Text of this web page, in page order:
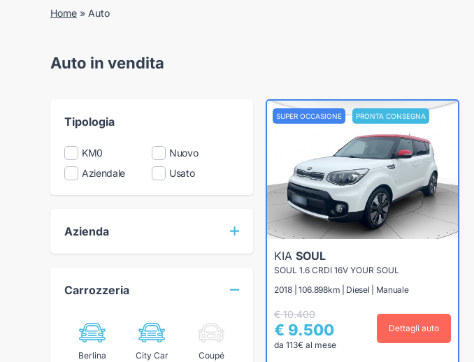
Home » Auto
Auto in vendita
Tipologia
KM0
Nuovo
Aziendale
Usato
Azienda
Carrozzeria
Berlina City Car Coupé
SUPER OCCASIONE PRONTA CONSEGNA
KIA SOUL
SOUL 1.6 CRDI 16V YOUR SOUL
2018 | 106.898km | Diesel | Manuale
€ 10.400
€ 9.500
da 113€ al mese
Dettagli auto